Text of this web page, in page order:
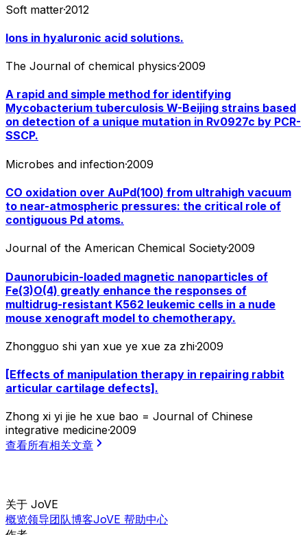
Soft matter·2012
Ions in hyaluronic acid solutions.
The Journal of chemical physics·2009
A rapid and simple method for identifying
Mycobacterium tuberculosis W-Beijing strains based
on detection of a unique mutation in Rv0927c by PCR-
SSCP.
Microbes and infection·2009
CO oxidation over AuPd(100) from ultrahigh vacuum
to near-atmospheric pressures: the critical role of
contiguous Pd atoms.
Journal of the American Chemical Society·2009
Daunorubicin-loaded magnetic nanoparticles of
Fe(3)O(4) greatly enhance the responses of
multidrug-resistant K562 leukemic cells in a nude
mouse xenograft model to chemotherapy.
Zhongguo shi yan xue ye xue za zhi·2009
[Effects of manipulation therapy in repairing rabbit
articular cartilage defects].
Zhong xi yi jie he xue bao = Journal of Chinese
integrative medicine·2009
查看所有相关文章
关于 JoVE
概览领导团队博客JoVE 帮助中心